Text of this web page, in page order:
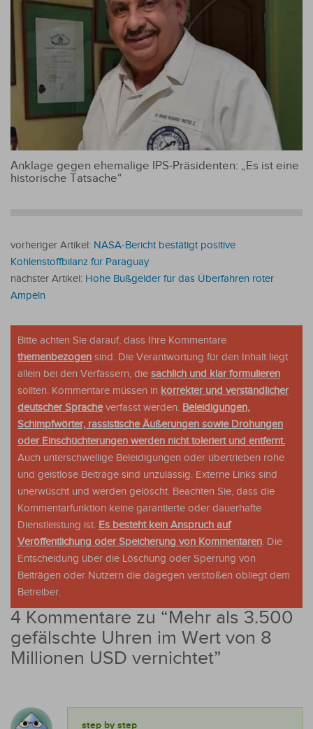
Anklage gegen ehemalige IPS-Präsidenten: „Es ist eine
historische Tatsache“
vorheriger Artikel: NASA-Bericht bestätigt positive
Kohlenstoffbilanz für Paraguay
nächster Artikel: Hohe Bußgelder für das Überfahren roter
Ampeln
Bitte achten Sie darauf, dass Ihre Kommentare
themenbezogen sind. Die Verantwortung für den Inhalt liegt
allein bei den Verfassern, die sachlich und klar formulieren
sollten. Kommentare müssen in korrekter und verständlicher
deutscher Spracheverfasst werden. Beleidigungen,
Schimpfwörter, rassistische Äußerungen sowie Drohungen
oder Einschüchterungen werden nicht toleriert und entfernt.
Auch unterschwellige Beleidigungen oder übertrieben rohe
und geistlose Beiträge sind unzulässig. Externe Links sind
unerwüscht und werden gelöscht. Beachten Sie, dass die
Kommentarfunktion keine garantierte oder dauerhafte
Dienstleistung ist. Es besteht kein Anspruch auf
Veröffentlichung oder Speicherung von Kommentaren. Die
Entscheidung über die Löschung oder Sperrung von
Beiträgen oder Nutzern die dagegen verstoßen obliegt dem
Betreiber.
4 Kommentare zu “Mehr als 3.500
gefälschte Uhren im Wert von 8
Millionen USD vernichtet”
step by step